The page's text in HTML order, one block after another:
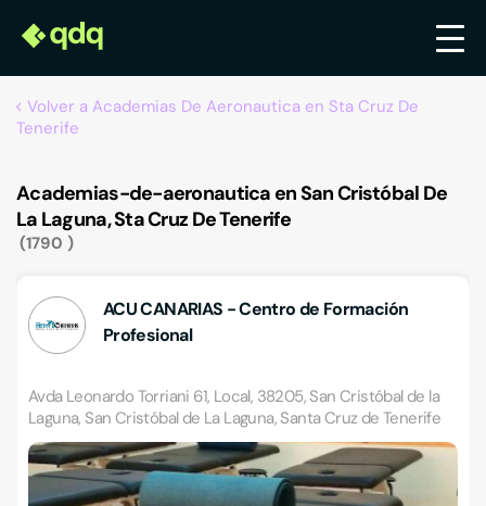
Volver a Academias De Aeronautica en Sta Cruz De
Tenerife
Academias-de-aeronautica en San Cristóbal De
La Laguna, Sta Cruz De Tenerife
1790
ACU CANARIAS - Centro de Formación
Profesional
Avda Leonardo Torriani 61, Local, 38205, San Cristóbal de la
Laguna, San Cristóbal de La Laguna, Santa Cruz de Tenerife